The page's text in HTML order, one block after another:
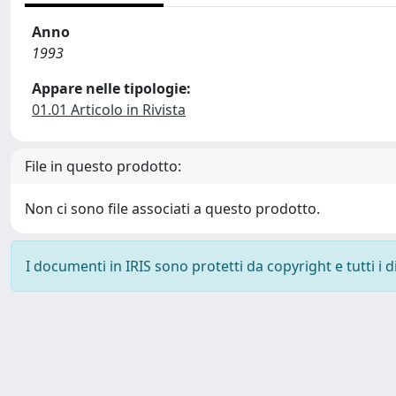
Anno
1993
Appare nelle tipologie:
01.01 Articolo in Rivista
File in questo prodotto:
Non ci sono file associati a questo prodotto.
I documenti in IRIS sono protetti da copyright e tutti i